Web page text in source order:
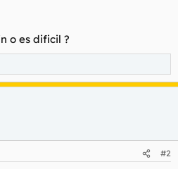
o es dificil ?
#2